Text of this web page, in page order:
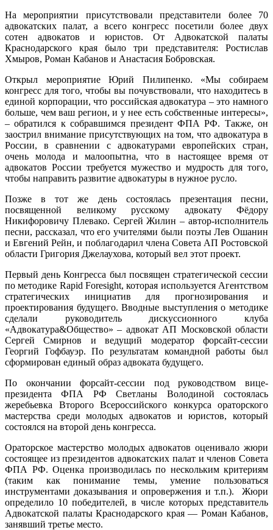
На мероприятии присутствовали представители более 70
адвокатских палат, а всего конгресс посетили более двух
сотен адвокатов и юристов. От Адвокатской палаты
Краснодарского края было три представителя: Ростислав
Хмыров, Роман Кабанов и Анастасия Бобровская.
Открыл мероприятие Юрий Пилипенко. «Мы собираем
конгресс для того, чтобы вы почувствовали, что находитесь в
единой корпорации, что российская адвокатура – это намного
больше, чем ваш регион, и у нее есть собственные интересы»,
– обратился к собравшимся президент ФПА РФ. Также, он
заострил внимание присутствующих на том, что адвокатура в
России, в сравнении с адвокатурами европейских стран,
очень молода и малоопытна, что в настоящее время от
адвокатов России требуется мужество и мудрость для того,
чтобы направить развитие адвокатуры в нужное русло.
Позже в тот же день состоялась презентация песни,
посвященной великому русскому адвокату Фёдору
Никифоровичу Плевако. Сергей Жилин – автор-исполнитель
песни, рассказал, что его учителями были поэты Лев Ошанин
и Евгений Рейн, и поблагодарил члена Совета АП Ростовской
области Григория Джелаухова, который вел этот проект.
Первый день Конгресса был посвящен стратегической сессии
по методике Rapid Foresight, которая используется Агентством
стратегических инициатив для прогнозирования и
проектирования будущего. Вводные выступления о методике
сделали руководитель дискуссионного клуба
«Адвокатура&Общество» – адвокат АП Московской области
Сергей Смирнов и ведущий модератор форсайт-сессии
Георгий Гофбауэр. По результатам командной работы был
сформирован единый образ адвоката будущего.
По окончании форсайт-сессии под руководством вице-
президента ФПА РФ Светланы Володиной состоялась
жеребьевка Второго Всероссийского конкурса ораторского
мастерства среди молодых адвокатов и юристов, который
состоялся на второй день конгресса.
Ораторское мастерство молодых адвокатов оценивало жюри
состоящее из президентов адвокатских палат и членов Совета
ФПА РФ. Оценка производилась по нескольким критериям
(таким как понимание темы, умение пользоваться
инструментами доказывания и опровержения и т.п.). Жюри
определило 10 победителей, в числе которых представитель
Адвокатской палаты Краснодарского края — Роман Кабанов,
занявший третье место.